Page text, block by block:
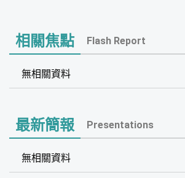
相關焦點 Flash Report
無相關資料
最新簡報 Presentations
無相關資料